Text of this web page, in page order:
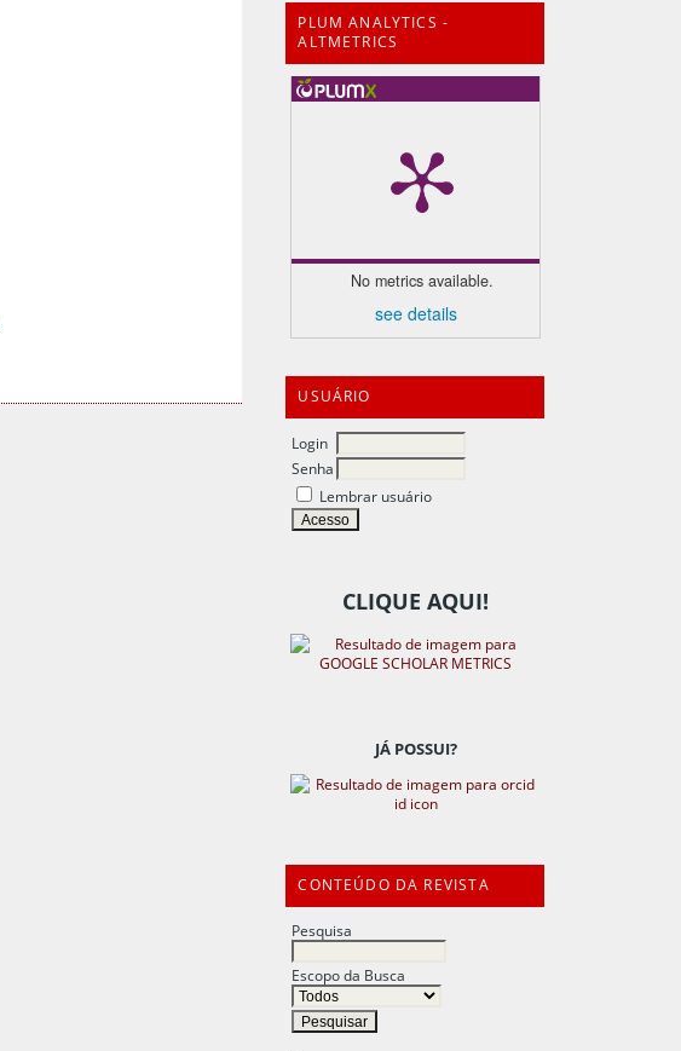
PLUM ANALYTICS -
ALTMETRICS
No metrics available.
see details
USUÁRIO
Login
Senha
Lembrar usuário
CLIQUE AQUI!
JÁ POSSUI?
CONTEÚDO DA REVISTA
Pesquisa
Escopo da Busca